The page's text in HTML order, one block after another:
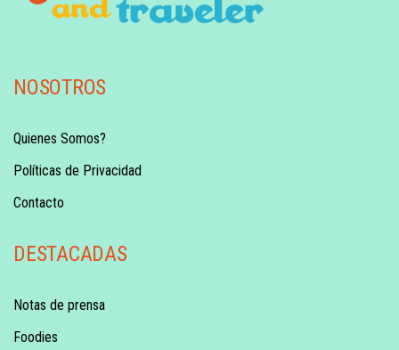
NOSOTROS
Quienes Somos?
Políticas de Privacidad
Contacto
DESTACADAS
Notas de prensa
Foodies